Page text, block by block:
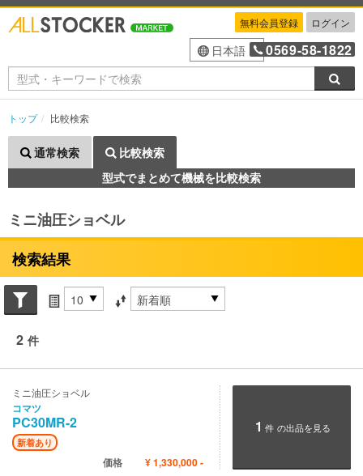
無料会員登録 ログイン
日本語 0569-58-1822
トップ 比較検索
通常検索
比較検索
型式でまとめて機械を比較検索
ミニ油圧ショベル
検索結果
Search conditions
件数 並び替え条件
2 件
ミニ油圧ショベル
コマツ
PC30MR-2
新着あり
価格 ¥1,330,000-
1 件 の出品を見る